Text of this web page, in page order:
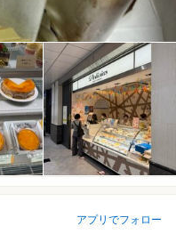
アプリでフォロー